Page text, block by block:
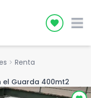
Icon
chevron_right Renta
el Guarda 400mt2